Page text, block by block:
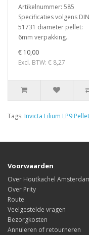
Artikelnummer: 585
Specificaties volgens DIN
51731 diameter pellet:
6mm verpakking..
€ 10,00
Excl. BTW: € 8,27
Tags: Invicta Lilium LP9
Voorwaarden
Over Houtkachel
Over Prity
Route
Veelgestelde vragen
Bezorgkosten
Annuleren of retourneren